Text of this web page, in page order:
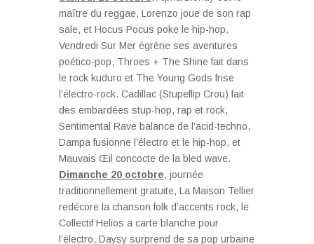
maître du reggae, Lorenzo joue de son rap
sale, et Hocus Pocus poke le hip-hop.
Vendredi Sur Mer égrène ses aventures
poético-pop, Throes + The Shine fait dans
le rock kuduro et The Young Gods frise
l’électro-rock. Cadillac (Stupeflip Crou) fait
des embardées stup-hop, rap et rock,
Sentimental Rave balance de l’acid-techno,
Dampa fusionne l’électro et le hip-hop, et
Mauvais Œil concocte de la bled wave.
Dimanche 20 octobre, journée
traditionnellement gratuite, La Maison Tellier
redécore la chanson folk d’accents rock, le
Collectif Helios a carte blanche pour
l’électro, Daysy surprend de sa pop urbaine